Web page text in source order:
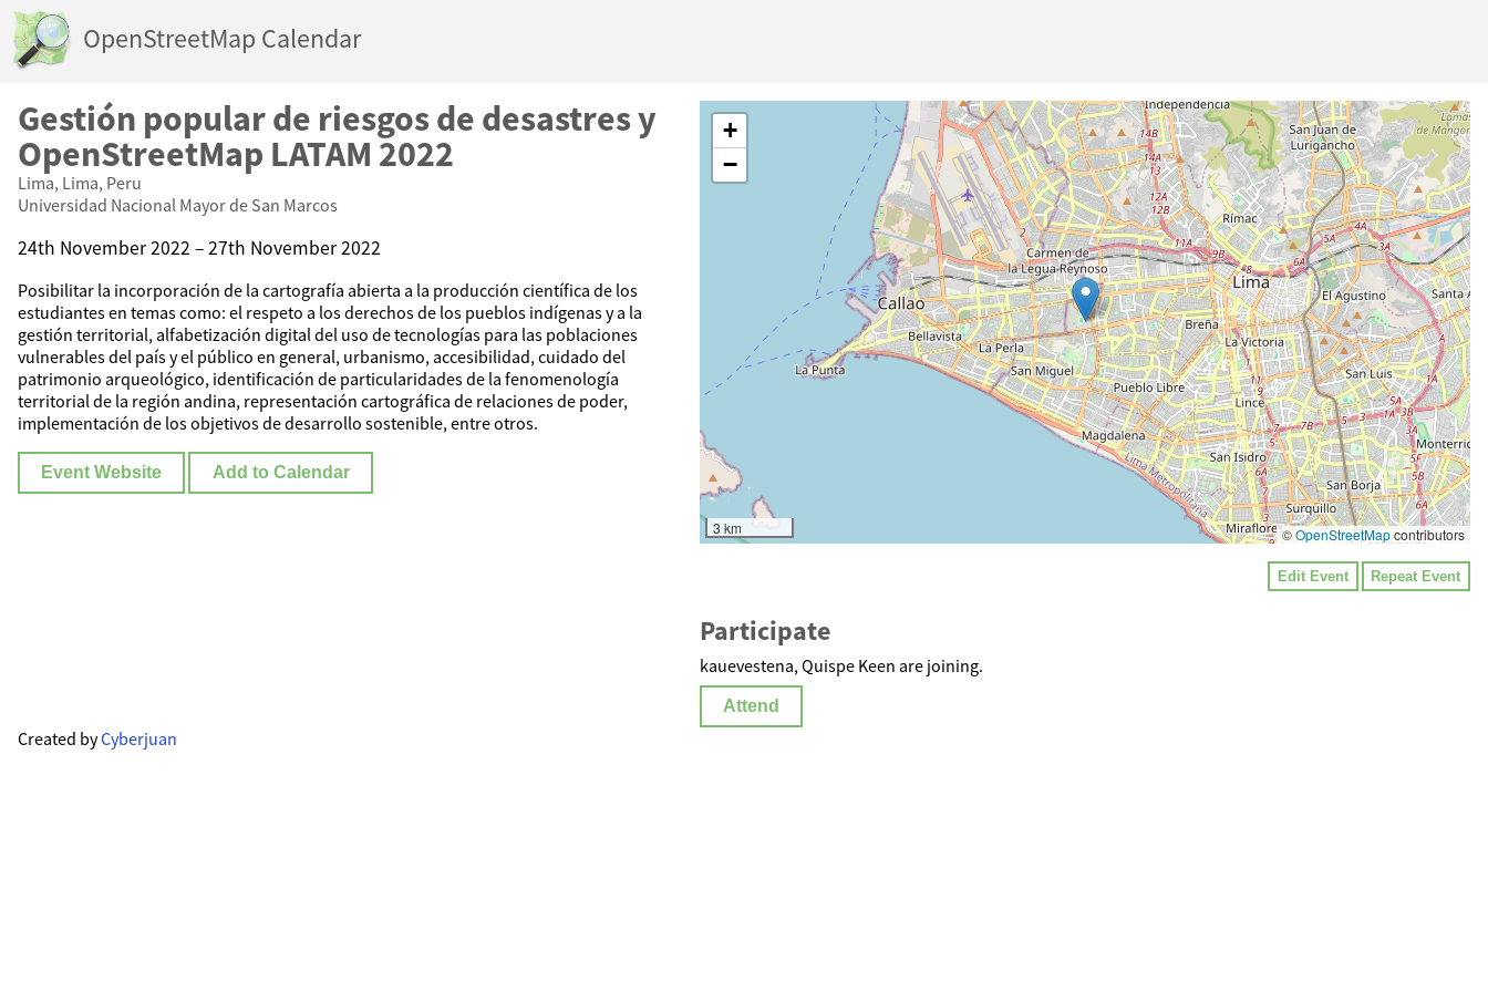
OpenStreetMap Calendar
Gestión popular de riesgos de desastres y
OpenStreetMap LATAM 2022
Lima, Lima, Peru
Universidad Nacional Mayor de San Marcos
24th November 2022 – 27th November 2022
Posibilitar la incorporación de la cartografía abierta a la producción científica de los
estudiantes en temas como: el respeto a los derechos de los pueblos indígenas y a la
gestión territorial, alfabetización digital del uso de tecnologías para las poblaciones
vulnerables del país y el público en general, urbanismo, accesibilidad, cuidado del
patrimonio arqueológico, identificación de particularidades de la fenomenología
territorial de la región andina, representación cartográfica de relaciones de poder,
implementación de los objetivos de desarrollo sostenible, entre otros.
Event Website Add to Calendar
+
−
3 km ©OpenStreetMapcontributors
Edit Event Repeat Event
Participate
kauevestena, Quispe Keen are joining.
Attend
Created byCyberjuan